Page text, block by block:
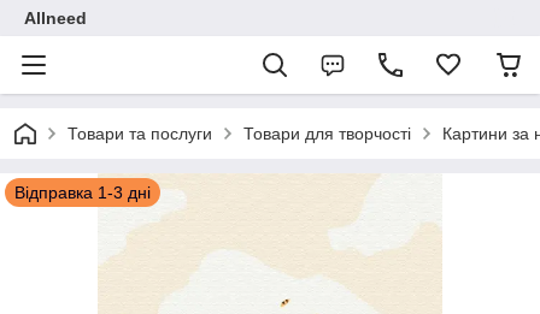
Allneed
Товари та послуги Товари для творчості Картини за
Відправка 1-3 дні